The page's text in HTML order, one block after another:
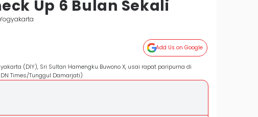
Up 6 Bulan Sekali
Add Us on Google
(DIY), Sri Sultan Hamengku Buwono X, usai rapat paripurna di
Times/Tunggul Damarjati)